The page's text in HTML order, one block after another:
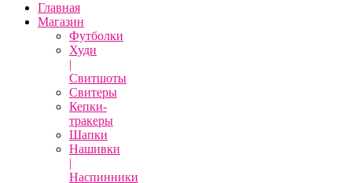
Главная
Магазин
Футболки
Худи
|
Свитшоты
Свитеры
Кепки-
тракеры
Шапки
Нашивки
|
Наспинники